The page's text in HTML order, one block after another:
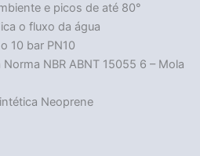
e picos de até 80°
o fluxo da água
10 bar PN10
NBR ABNT 15055 6 – Mola
Neoprene